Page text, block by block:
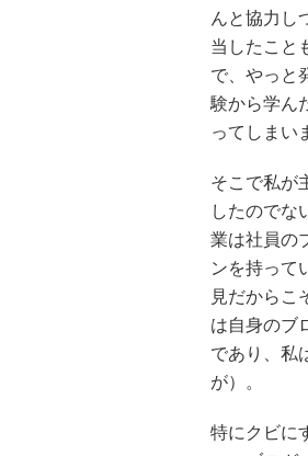
んと協力し
当したこと
で、やっと
験から学ん
ってしまい
そこで私が
したのでな
業は社員の
ンを持って
見だからこ
は自身のブ
であり、私
が）。
特にクビに